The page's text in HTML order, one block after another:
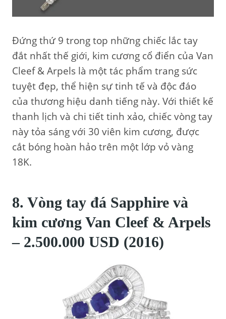
Đứng thứ 9 trong top những chiếc lắc tay
đắt nhất thế giới, kim cương cổ điển của Van
Cleef & Arpels là một tác phẩm trang sức
tuyệt đẹp, thể hiện sự tinh tế và độc đáo
của thương hiệu danh tiếng này. Với thiết kế
thanh lịch và chi tiết tinh xảo, chiếc vòng tay
này tỏa sáng với 30 viên kim cương, được
cắt bóng hoàn hảo trên một lớp vỏ vàng
18K.
8. Vòng tay đá Sapphire và
kim cương Van Cleef & Arpels
– 2.500.000 USD (2016)